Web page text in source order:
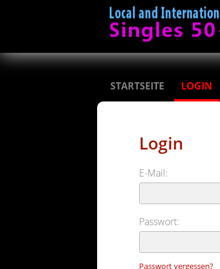
STARTSEITE LOGIN
Login
E-Mail:
Passwort:
Passwort vergessen?